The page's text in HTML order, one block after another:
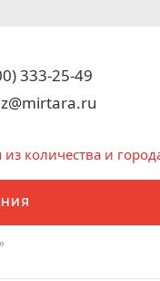
333-25-49
количества и
»